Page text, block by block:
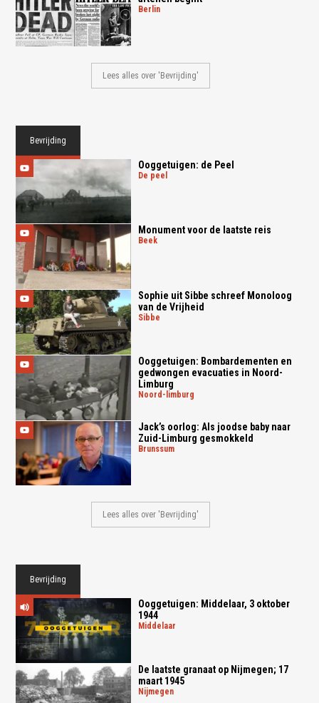
berlin
Lees alles over 'Bevrijding'
Bevrijding
Ooggetuigen: de Peel
de peel
Monument voor de laatste reis
beek
Sophie uit Sibbe schreef Monoloog
van de Vrijheid
sibbe
Ooggetuigen: Bombardementen en
gedwongen evacuaties in Noord-
Limburg
noord-limburg
Jack’s oorlog: Als joodse baby naar
Zuid-Limburg gesmokkeld
brunssum
Lees alles over 'Bevrijding'
Bevrijding
Ooggetuigen: Middelaar, 3 oktober
1944
middelaar
De laatste granaat op Nijmegen; 17
maart 1945
nijmegen